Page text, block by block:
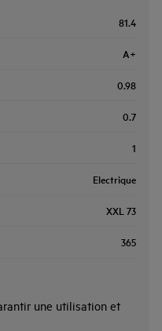
81.4
A+
0.98
0.7
1
Electrique
XXL 73
365
une utilisation et